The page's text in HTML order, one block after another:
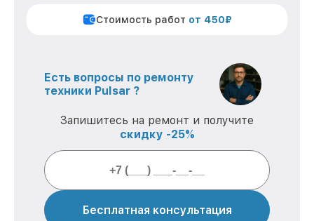
Стоимость работ от 450₽
Есть вопросы по ремонту
техники Pulsar ?
Запишитесь на ремонт и получите
скидку -25%
Бесплатная консультация